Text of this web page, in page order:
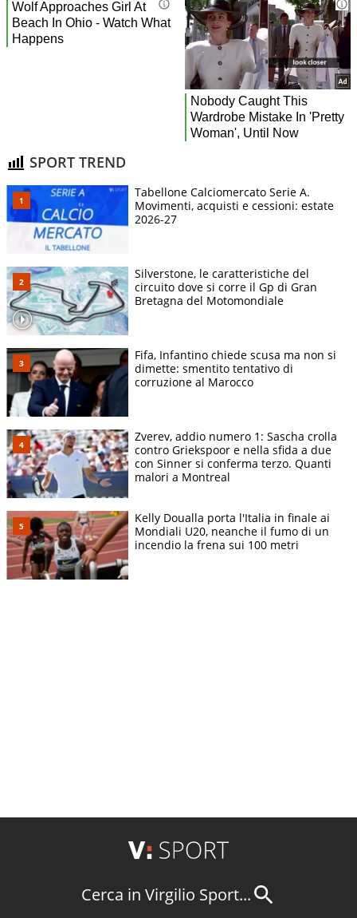
SPORT TREND
Tabellone Calciomercato Serie A.
Movimenti, acquisti e cessioni: estate
2026-27
Silverstone, le caratteristiche del
circuito dove si corre il Gp di Gran
Bretagna del Motomondiale
Fifa, Infantino chiede scusa ma non si
dimette: smentito tentativo di
corruzione al Marocco
Zverev, addio numero 1: Sascha crolla
contro Griekspoor e nella sfida a due
con Sinner si conferma terzo. Quanti
malori a Montreal
Kelly Doualla porta l'Italia in finale ai
Mondiali U20, neanche il fumo di un
incendio la frena sui 100 metri
Cerca in Virgilio Sport...